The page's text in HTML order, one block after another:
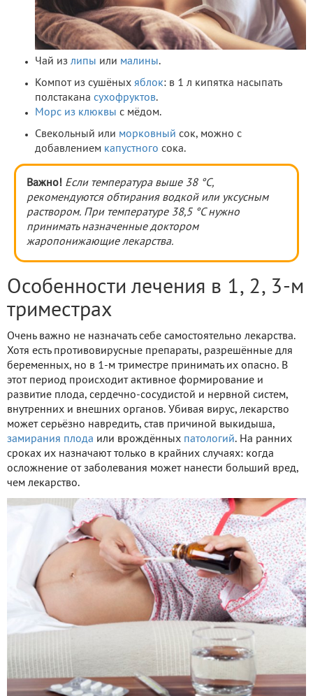
Чай из липы или малины.
Компот из сушёных яблок: в 1 л кипятка насыпать
полстакана сухофруктов.
Морс из клюквы с мёдом.
Свекольный или морковный сок, можно с
добавлением капустного сока.
Важно! Если температура выше 38 °С,
рекомендуются обтирания водкой или уксусным
раствором. При температуре 38,5 °С нужно
принимать назначенные доктором
жаропонижающие лекарства.
Особенности лечения в 1, 2, 3-м
триместрах
Очень важно не назначать себе самостоятельно лекарства.
Хотя есть противовирусные препараты, разрешённые для
беременных, но в 1-м триместре принимать их опасно. В
этот период происходит активное формирование и
развитие плода, сердечно-сосудистой и нервной систем,
внутренних и внешних органов. Убивая вирус, лекарство
может серьёзно навредить, став причиной выкидыша,
замирания плода или врождённых патологий. На ранних
сроках их назначают только в крайних случаях: когда
осложнение от заболевания может нанести больший вред,
чем лекарство.